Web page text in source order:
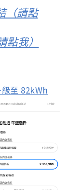
（請點
點我）
至 82kWh